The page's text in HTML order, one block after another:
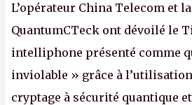
L’opérateur China Telecom et
QuantumCTeck ont dévoilé le
intelliphone présenté comme
inviolable » grâce à l’utilisation
cryptage à sécurité quantique